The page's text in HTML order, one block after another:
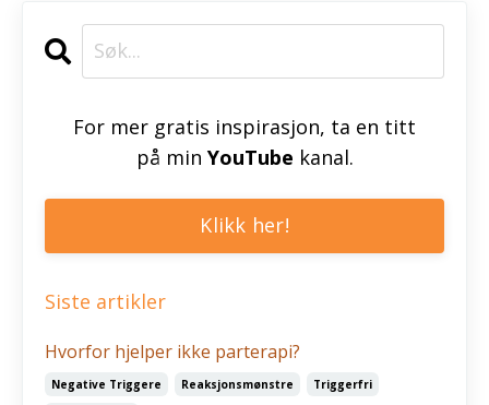
For mer gratis inspirasjon, ta en titt
på min YouTube kanal.
Klikk her!
Siste artikler
Hvorfor hjelper ikke parterapi?
Negative Triggere Reaksjonsmønstre
Triggerfri